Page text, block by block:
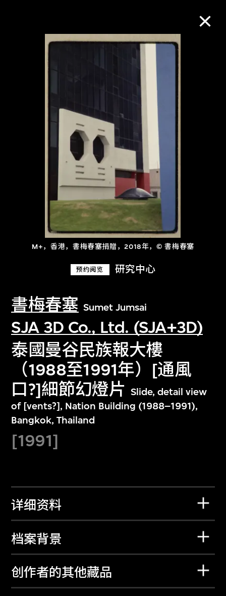
M+，香港，書梅春塞捐贈，2018年，© 書梅春塞
预约阅览 研究中心
書梅春塞 Sumet Jumsai
SJA 3D Co., Ltd. (SJA+3D)
泰國曼谷民族報大樓
（1988至1991年）[通風
口?]細節幻燈片 Slide, detail view
of [vents?], Nation Building (1988–1991),
Bangkok, Thailand
[1991]
详细资料
档案背景
创作者的其他藏品
M+藏品
进一步筛选
关于M+藏品
探索世界顶级的二十及二十一世纪视觉
文化藏品。